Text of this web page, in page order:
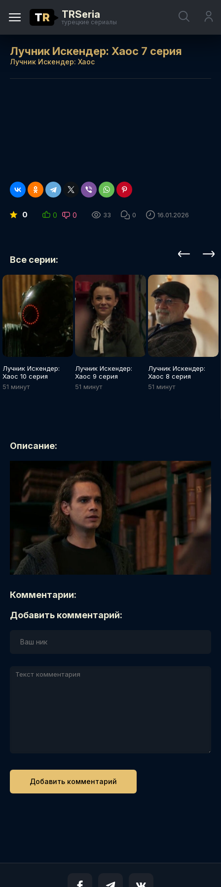
TR TRSeria
турецкие сериалы
Лучник Искендер: Хаос 7 серия
Лучник Искендер: Хаос
0 0 0 33 0 16.01.2026
Все серии:
Лучник Искендер:
Хаос 10 серия
51 минут
Лучник Искендер:
Хаос 9 серия
51 минут
Лучник Искендер:
Хаос 8 серия
51 минут
Описание:
Комментарии:
Добавить комментарий: